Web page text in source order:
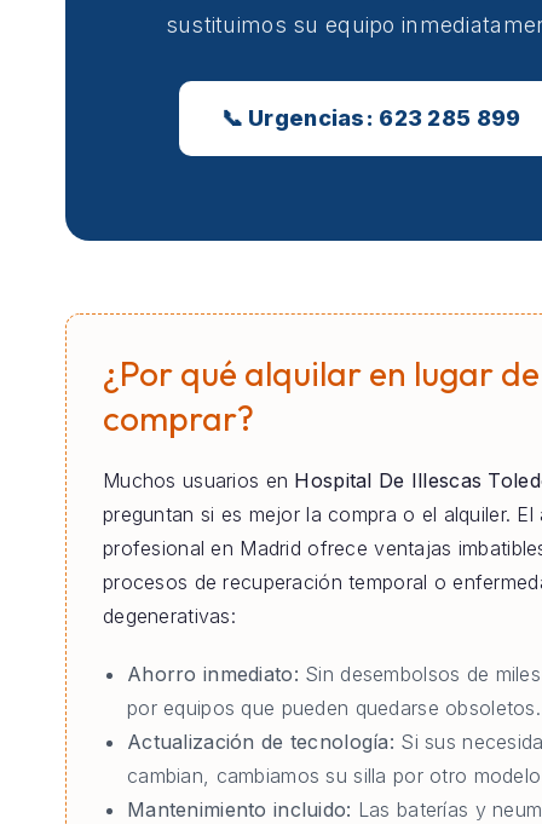
sustituimos su equipo
📞 Urgencias: 623 285 899
¿Por qué alquilar en lugar de
comprar?
Muchos usuarios en Hospital De Illescas
preguntan si es mejor la compra o el alquiler. El
profesional en Madrid ofrece ventajas
procesos de recuperación temporal o
degenerativas:
Ahorro inmediato: Sin desembolsos de
por equipos que pueden quedarse obsoletos.
Actualización de tecnología: Si sus
cambian, cambiamos su silla por otro
Mantenimiento incluido: Las baterías y